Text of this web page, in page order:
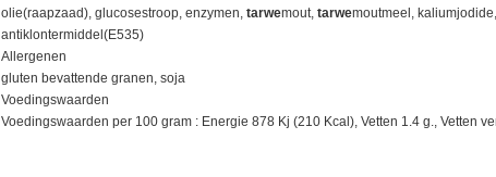
olie(raapzaad), glucosestroop, enzymen, tarwemout, tarwemoutmeel,
antiklontermiddel(E535)
Allergenen
gluten bevattende granen, soja
Voedingswaarden
Voedingswaarden per 100 gram : Energie 878 Kj (210 Kcal), Vetten 1.4 g., Vetten